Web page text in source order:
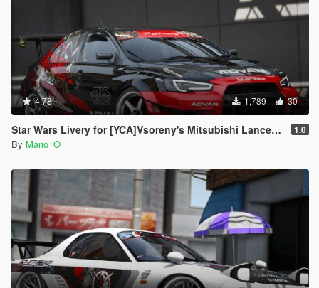
4.78 1,789 30
Star Wars Livery for [YCA]Vsoreny's Mitsubishi Lancer Evolution X (CZ4A) [8K/6K/4K] 1.0
By Mario_O